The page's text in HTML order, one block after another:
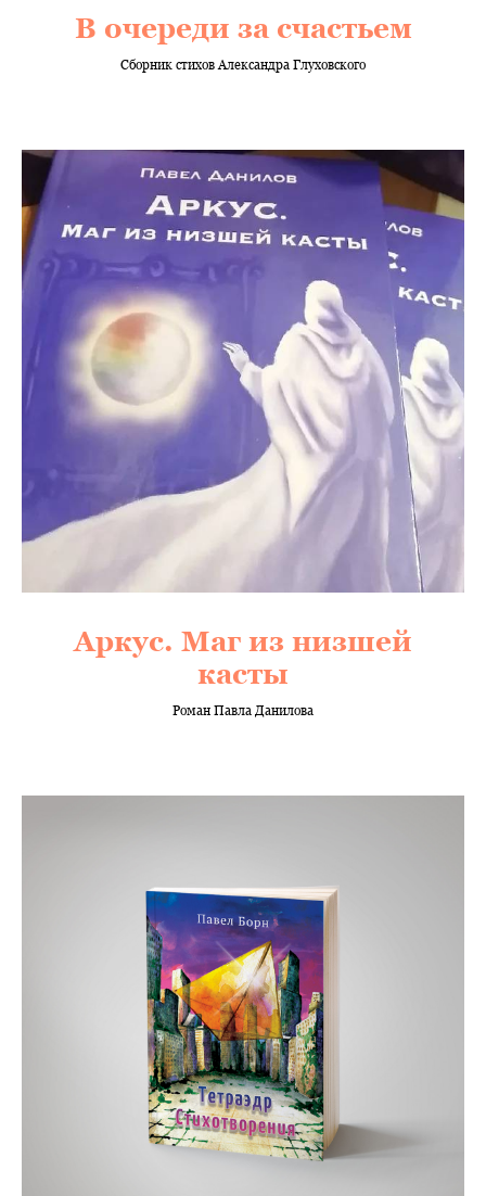
В очереди за счастьем
Сборник стихов Александра Глуховского
Аркус. Маг из низшей
касты
Роман Павла Данилова